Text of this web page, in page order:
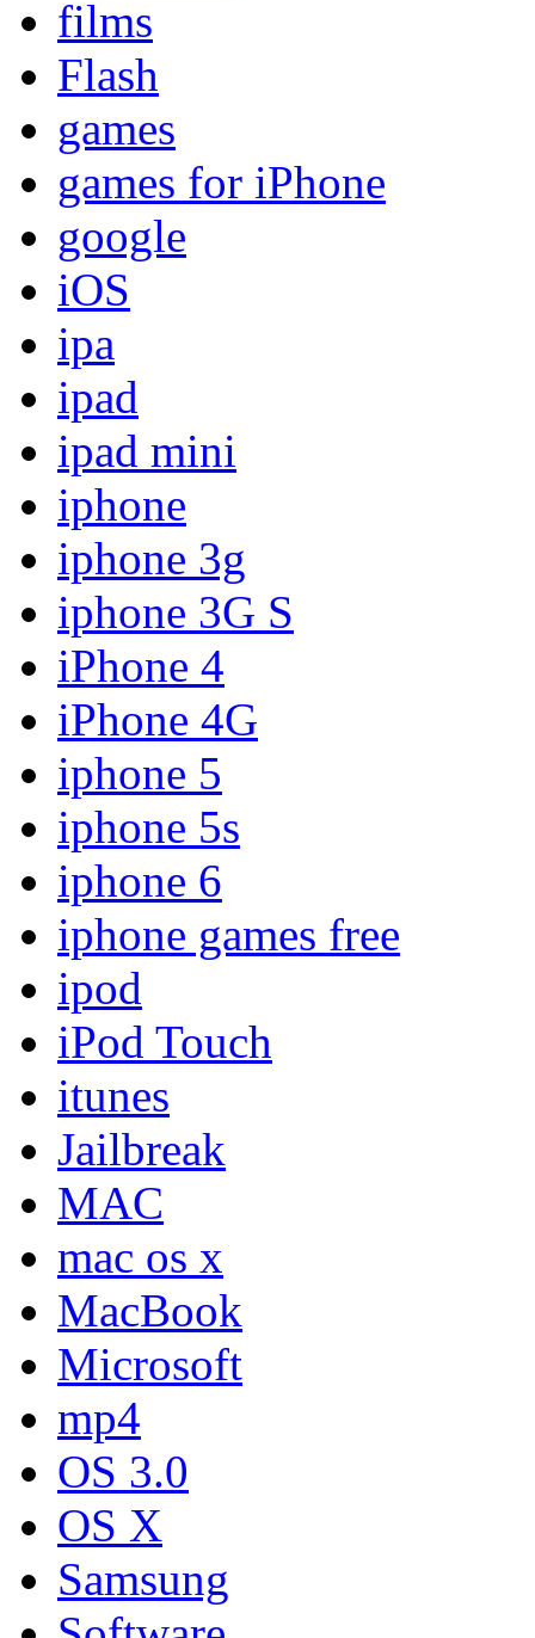
films
Flash
games
games for iPhone
google
iOS
ipa
ipad
ipad mini
iphone
iphone 3g
iphone 3G S
iPhone 4
iPhone 4G
iphone 5
iphone 5s
iphone 6
iphone games free
ipod
iPod Touch
itunes
Jailbreak
MAC
mac os x
MacBook
Microsoft
mp4
OS 3.0
OS X
Samsung